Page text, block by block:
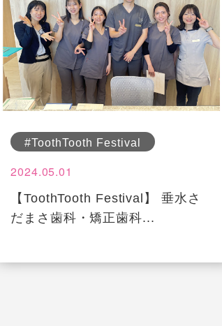
#ToothTooth Festival
2024.05.01
【ToothTooth Festival】 垂水さ
だまさ歯科・矯正歯科...